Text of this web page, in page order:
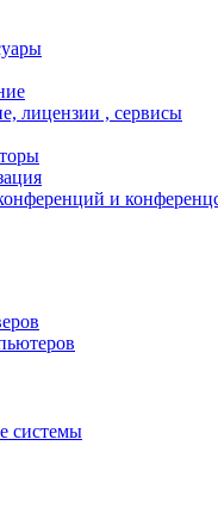
лицензии , сервисы
и
системы